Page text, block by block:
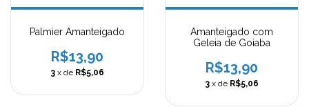
Palmier Amanteigado
R$13,90
3 x de R$5,06
Amanteigado com
Geleia de Goiaba
R$13,90
3 x de R$5,06